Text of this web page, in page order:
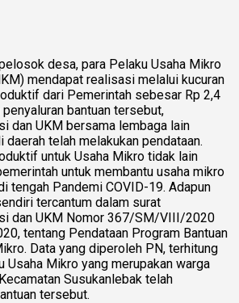
desa, para Pelaku Usaha Mikro
mendapat realisasi melalui kucuran
dari Pemerintah sebesar Rp 2,4
bantuan tersebut,
dan UKM bersama lembaga lain
telah melakukan pendataan.
untuk Usaha Mikro tidak lain
untuk membantu usaha mikro
tengah Pandemi COVID-19. Adapun
tercantum dalam surat
dan UKM Nomor 367/SM/VIII/2020
tentang Pendataan Program Bantuan
Data yang diperoleh PN, terhitung
Usaha Mikro yang merupakan warga
Susukanlebak telah
tersebut.